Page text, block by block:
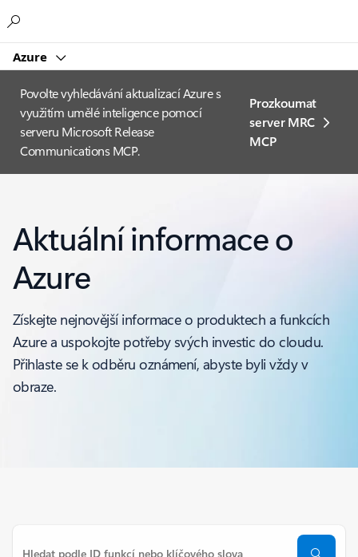
Azure
Povolte vyhledávání aktualizací Azure s
využitím umělé inteligence pomocí
serveru Microsoft Release
Communications MCP.
Prozkoumat
server MRC
MCP
Aktuální informace o
Azure
Získejte nejnovější informace o produktech a funkcích
Azure a uspokojte potřeby svých investic do cloudu.
Přihlaste se k odběru oznámení, abyste byli vždy v
obraze.